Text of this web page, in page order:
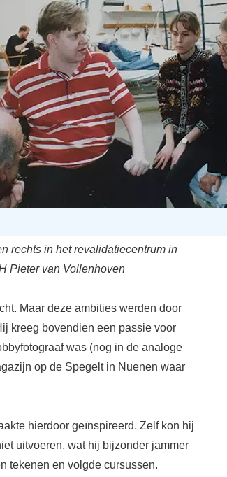
rechts in het revalidatiecentrum in
Pieter van Vollenhoven
Maar deze ambities werden door
kreeg bovendien een passie voor
was (nog in de analoge
op de Spegelt in Nuenen waar
hierdoor geïnspireerd. Zelf kon hij
uitvoeren, wat hij bijzonder jammer
tekenen en volgde cursussen.